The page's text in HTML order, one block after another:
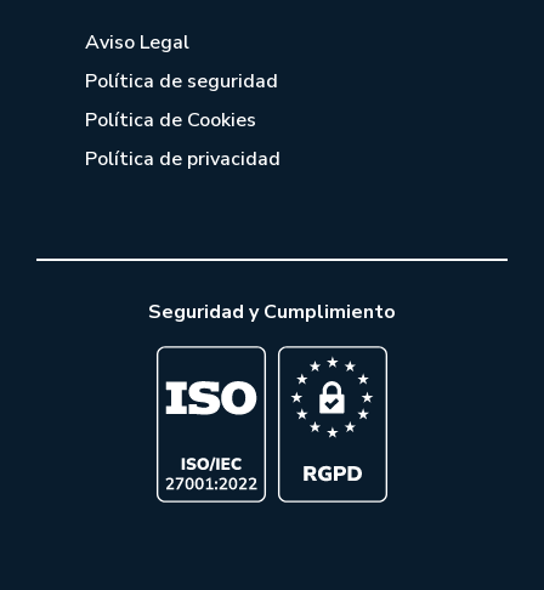
Aviso Legal
Política de seguridad
Política de Cookies
Política de privacidad
Seguridad y Cumplimiento